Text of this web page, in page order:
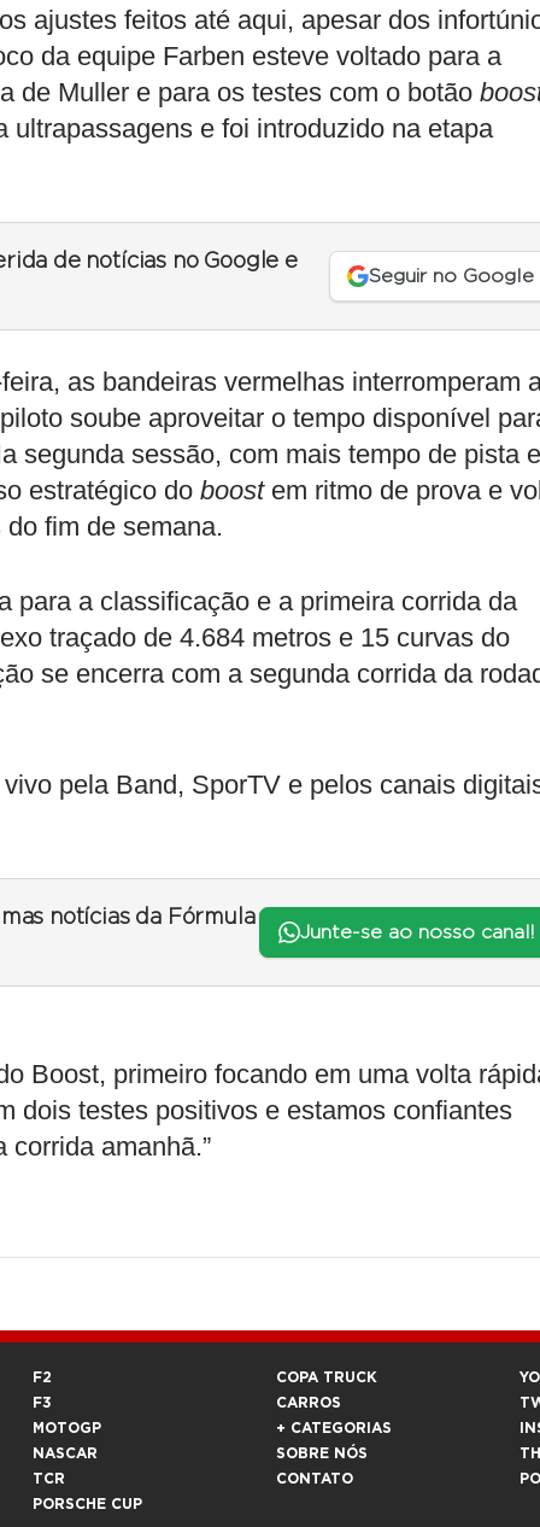
ajustes feitos até aqui, apesar dos
da equipe Farben esteve voltado para a
de Muller e para os testes com o botão
e foi introduzido na etapa
de notícias no Google e
Seguir no Google
as bandeiras vermelhas interromperam
soube aproveitar o tempo disponível
segunda sessão, com mais tempo de pista
estratégico do boostem ritmo de prova e
fim de semana.
para a classificação e a primeira corrida da
traçado de 4.684 metros e 15 curvas do
se encerra com a segunda corrida da
pela Band, SporTV e pelos canais
notícias da Fórmula
Junte-se ao nosso canal!
Boost, primeiro focando em uma volta
dois testes positivos e estamos confiantes
amanhã.”
F2
F3
MOTOGP
NASCAR
TCR
PORSCHE CUP
COPA TRUCK
CARROS
+ CATEGORIAS
SOBRE NÓS
CONTATO